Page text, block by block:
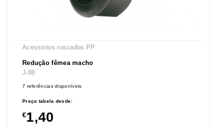
Acessórios roscados PP
Redução fêmea macho
J-88
7 referências disponíveis
Preço tabela desde:
€1,40